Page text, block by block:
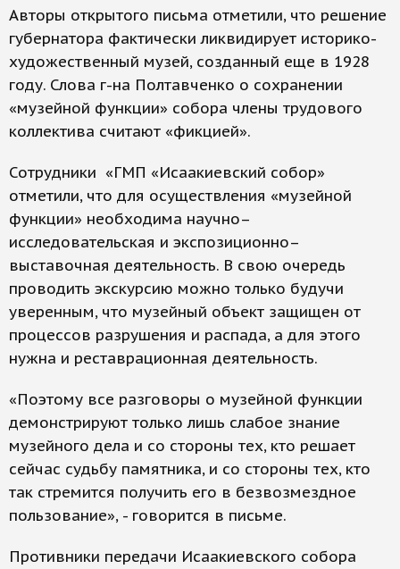
Авторы открытого письма отметили, что решение
губернатора фактически ликвидирует историко-
художественный музей, созданный еще в 1928
году. Слова г-на Полтавченко о сохранении
«музейной функции» собора члены трудового
коллектива считают «фикцией».
Сотрудники «ГМП «Исаакиевский собор»
отметили, что для осуществления «музейной
функции» необходима научно–
исследовательская и экспозиционно–
выставочная деятельность. В свою очередь
проводить экскурсию можно только будучи
уверенным, что музейный объект защищен от
процессов разрушения и распада, а для этого
нужна и реставрационная деятельность.
«Поэтому все разговоры о музейной функции
демонстрируют только лишь слабое знание
музейного дела и со стороны тех, кто решает
сейчас судьбу памятника, и со стороны тех, кто
так стремится получить его в безвозмездное
пользование», - говорится в письме.
Противники передачи Исаакиевского собора